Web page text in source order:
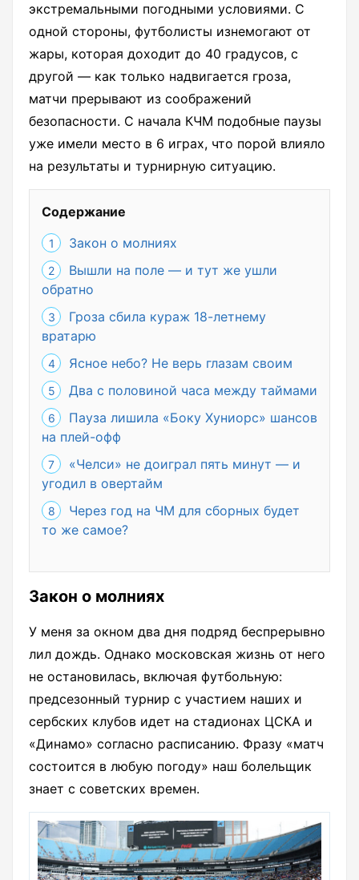
экстремальными погодными условиями. С
одной стороны, футболисты изнемогают от
жары, которая доходит до 40 градусов, с
другой — как только надвигается гроза,
матчи прерывают из соображений
безопасности. С начала КЧМ подобные паузы
уже имели место в 6 играх, что порой влияло
на результаты и турнирную ситуацию.
Содержание
Закон о молниях
Вышли на поле — и тут же ушли
обратно
Гроза сбила кураж 18-летнему
вратарю
Ясное небо? Не верь глазам своим
Два с половиной часа между таймами
Пауза лишила «Боку Хуниорс» шансов
на плей-офф
«Челси» не доиграл пять минут — и
угодил в овертайм
Через год на ЧМ для сборных будет
то же самое?
Закон о молниях
У меня за окном два дня подряд беспрерывно
лил дождь. Однако московская жизнь от него
не остановилась, включая футбольную:
предсезонный турнир с участием наших и
сербских клубов идет на стадионах ЦСКА и
«Динамо» согласно расписанию. Фразу «матч
состоится в любую погоду» наш болельщик
знает с советских времен.